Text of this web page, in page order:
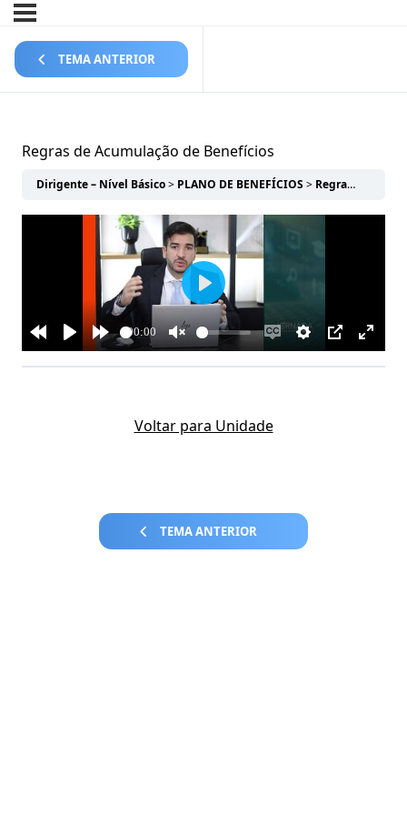
TEMA ANTERIOR
Regras de Acumulação de Benefícios
Dirigente – Nível Básico PLANO DE BENEFÍCIOS Regras de Acumulação de Benefícios
TEMA ANTERIOR
Voltar para Unidade